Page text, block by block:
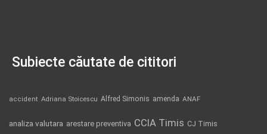
Subiecte căutate de cititori
accident Adriana Stoicescu Alfred Simonis amenda ANAF
analiza valutara arestare preventiva CCIA Timis CJ Timis